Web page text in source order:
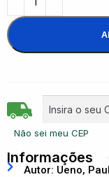
Não sei meu CEP
Informações
Autor: Ueno,